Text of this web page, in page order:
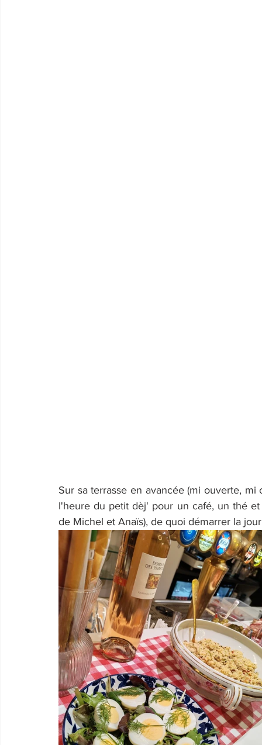
Sur sa terrasse en avancée (mi ouverte,
l'heure du petit dèj' pour un café, un thé et
de Michel et Anaïs), de quoi démarrer la